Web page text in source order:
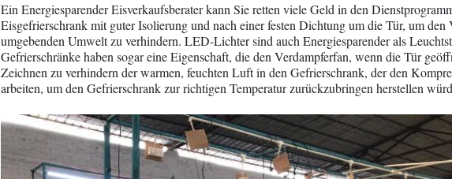
Ein Energiesparender Eisverkaufsberater kann Sie retten viele Geld in den
Eisgefrierschrank mit guter Isolierung und nach einer festen Dichtung um die Tür, um
umgebenden Umwelt zu verhindern. LED-Lichter sind auch Energiesparender als
Gefrierschränke haben sogar eine Eigenschaft, die den Verdampferfan, wenn die Tür
Zeichnen zu verhindern der warmen, feuchten Luft in den Gefrierschrank, der den
arbeiten, um den Gefrierschrank zur richtigen Temperatur zurückzubringen herstellen